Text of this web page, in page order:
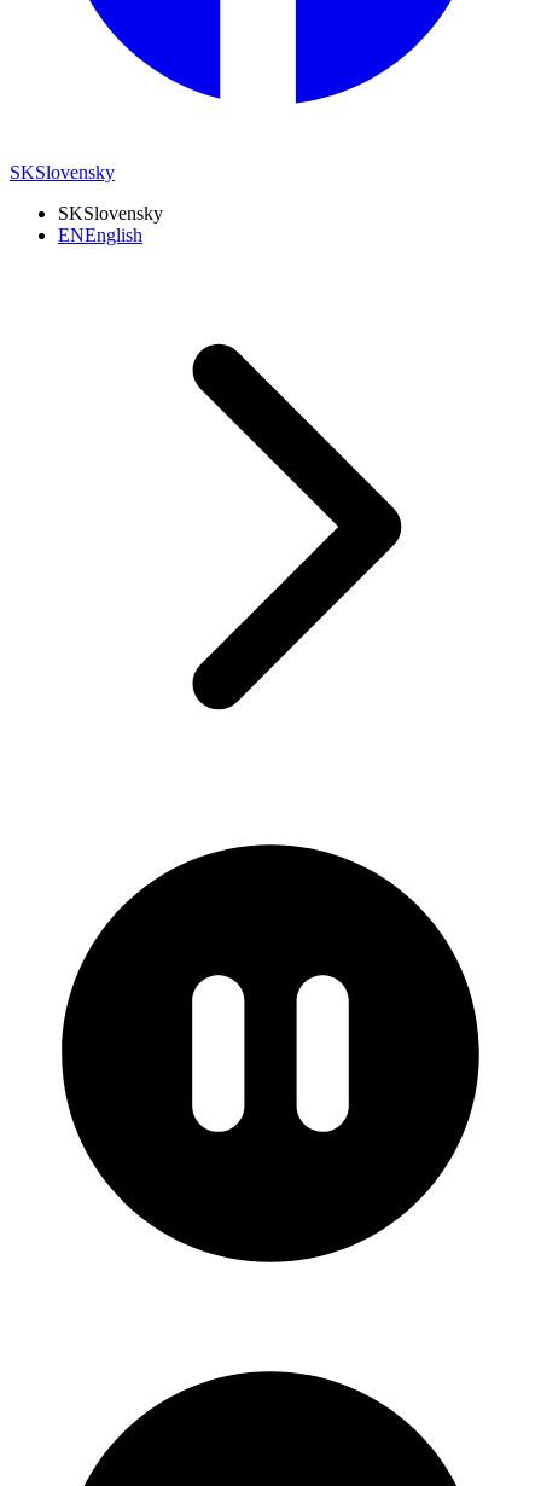
SKSlovensky
SKSlovensky
ENEnglish